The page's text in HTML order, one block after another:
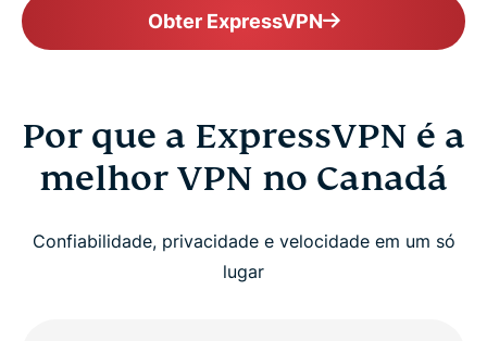
Obter ExpressVPN
Por que a ExpressVPN é a
melhor VPN no Canadá
Confiabilidade, privacidade e velocidade em um só
lugar